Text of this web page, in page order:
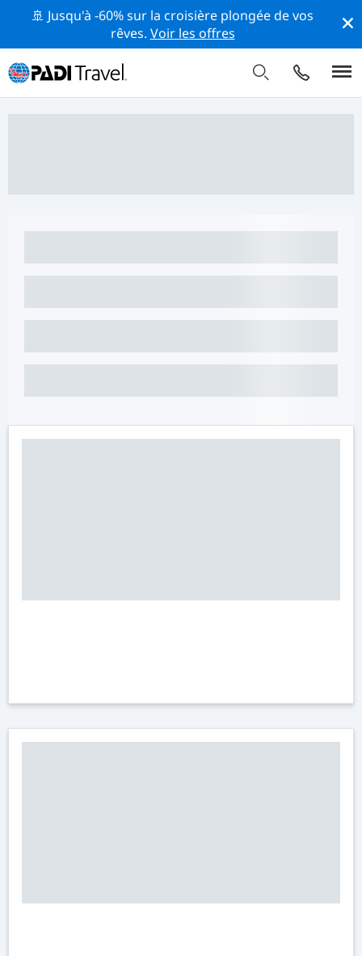
🚢 Jusqu'à -60% sur la croisière plongée de vos
rêves. Voir les offres